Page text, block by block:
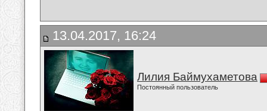
13.04.2017, 16:24
Лилия Баймухаметова
Постоянный пользователь